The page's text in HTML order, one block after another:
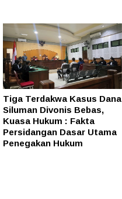
Tiga Terdakwa Kasus Dana
Siluman Divonis Bebas,
Kuasa Hukum : Fakta
Persidangan Dasar Utama
Penegakan Hukum